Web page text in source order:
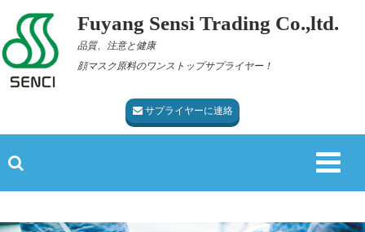
Fuyang Sensi Trading Co.,ltd.
品質、注意と健康
顔マスク原料のワンストップサプライヤー！
サプライヤーに連絡